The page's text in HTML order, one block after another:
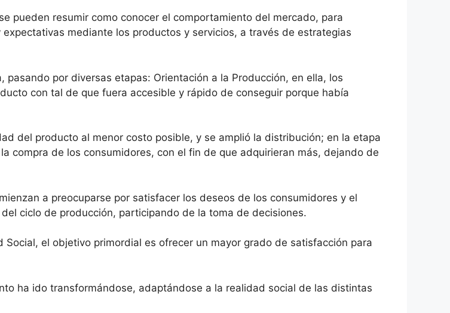
pueden resumir como conocer el comportamiento del mercado, para
mediante los productos y servicios, a través de estrategias
por diversas etapas: Orientación a la Producción, en ella, los
con tal de que fuera accesible y rápido de conseguir porque había
del producto al menor costo posible, y se amplió la distribución; en la etapa
compra de los consumidores, con el fin de que adquirieran más, dejando de
a preocuparse por satisfacer los deseos de los consumidores y el
ciclo de producción, participando de la toma de decisiones.
el objetivo primordial es ofrecer un mayor grado de satisfacción para
ha ido transformándose, adaptándose a la realidad social de las distintas